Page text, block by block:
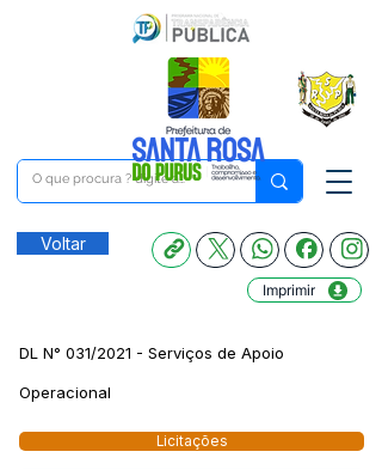
Voltar
Imprimir
DL N° 031/2021 - Serviços de Apoio
Operacional
Licitações